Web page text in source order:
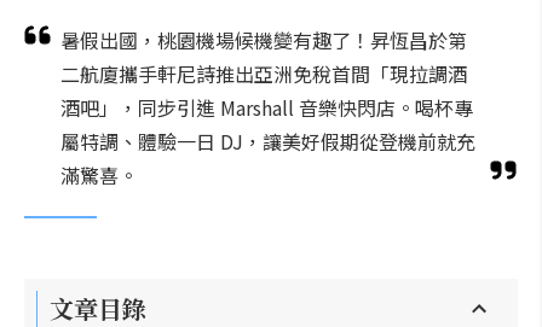
暑假出國，桃園機場候機變有趣了！昇恆昌於第
二航廈攜手軒尼詩推出亞洲免稅首間「現拉調酒
酒吧」，同步引進 Marshall 音樂快閃店。喝杯專
屬特調、體驗一日 DJ，讓美好假期從登機前就充
滿驚喜。
文章目錄